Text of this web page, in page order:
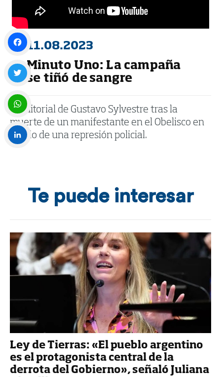
11.08.2023
Minuto Uno: La campaña
se tiñó de sangre
El editorial de Gustavo Sylvestre tras la
muerte de un manifestante en el Obelisco en
medio de una represión policial.
Te puede interesar
Ley de Tierras: «El pueblo argentino
es el protagonista central de la
derrota del Gobierno», señaló Juliana
Facebook
Twitter
WhatsApp